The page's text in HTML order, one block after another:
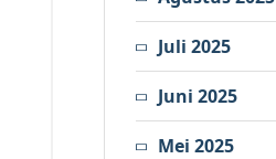
Juli 2025
Juni 2025
Mei 2025